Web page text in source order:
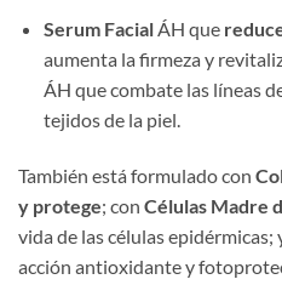
Serum FacialÁH que
aumenta la firmeza y
ÁH que combate las líneas
tejidos de la piel.
También está formulado con
y protege; con Células Madre
vida de las células epidérmicas;
acción antioxidante y